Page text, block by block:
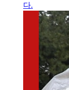
다.